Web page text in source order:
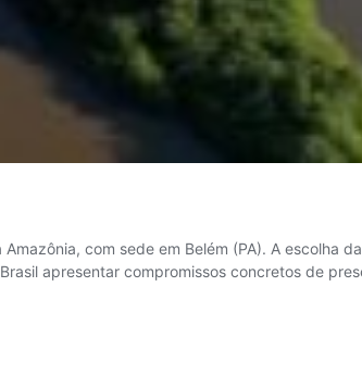
com sede em Belém (PA). A escolha
apresentar compromissos concretos de